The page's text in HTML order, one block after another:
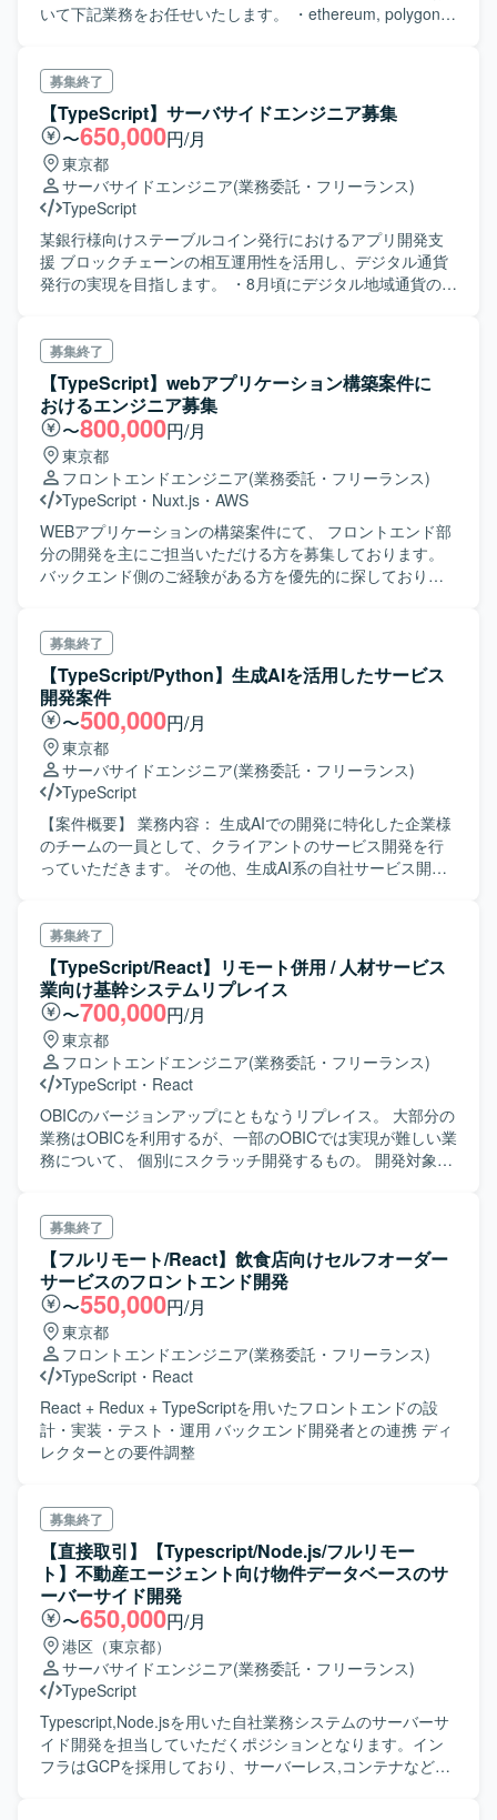
いて下記業務をお任せいたします。 ・ethereum, polygonの
＞ ・PC:Mac ・API: Node.js / Typescript / express / Jest ・
DB: mongo / AWS Document DB/ Redis ・Web3: Solidity /
Foundry / ethers.js / EVM / Oracle ・Library: lodash /
mongoose ・Local: Docker ・Cloud Service: AWS
募集終了
【TypeScript】サーバサイドエンジニア募集
〜650,000円/月
東京都
サーバサイドエンジニア(業務委託・フリーランス)
TypeScript
某銀行様向けステーブルコイン発行におけるアプリ開発支
援 ブロックチェーンの相互運用性を活用し、デジタル通貨
発行の実現を目指します。 ・8月頃にデジタル地域通貨のサ
は独自プラットフォーム、AWS、PCはMacとなります。 現
状はウォーターフォール型に寄せてはいますがアジャイル
も一部あり、 ハイブリッドの開発手法となります。（スク
ラム） 上位の体制として18名規模になります。 本件の募集
は一人称での作業が出来る方が前提となります。
募集終了
【TypeScript】webアプリケーション構築案件に
おけるエンジニア募集
〜800,000円/月
東京都
フロントエンドエンジニア(業務委託・フリーランス)
TypeScript ・ Nuxt.js ・ AWS
WEBアプリケーションの構築案件にて、 フロントエンド部
分の開発を主にご担当いただける方を募集しております。
バックエンド側のご経験がある方を優先的に探しておりま
募集終了
【TypeScript/Python】生成AIを活用したサービス
開発案件
〜500,000円/月
東京都
サーバサイドエンジニア(業務委託・フリーランス)
TypeScript
【案件概要】 業務内容： 生成AIでの開発に特化した企業様
のチームの一員として、クライアントのサービス開発を行
っていただきます。 その他、生成AI系の自社サービス開発
姿勢がある方がマッチします。 ■開発環境 クライアント -
Typescript - svelte,sveltekit - prisma サーバー - python -
fastapi, litestar - langchain,llamaindex その他インフラ -
azure - terraform - github action - firebase - gcp
募集終了
【TypeScript/React】リモート併用 / 人材サービス
業向け基幹システムリプレイス
〜700,000円/月
東京都
フロントエンドエンジニア(業務委託・フリーランス)
TypeScript ・ React
OBICのバージョンアップにともなうリプレイス。 大部分の
業務はOBICを利用するが、一部のOBICでは実現が難しい業
務について、 個別にスクラッチ開発するもの。 開発対象は
ト。リリースは2025/10を予定。 4月～6月末まで要件定義
を予定。 まずは要件定義フェーズ担当としてご参画頂き、
その後は設計フェーズ以降もご対応頂ければと考えており
ます。 設計以降でチームリーダーをになって頂ける方を募
集します。
募集終了
【フルリモート/React】飲食店向けセルフオーダー
サービスのフロントエンド開発
〜550,000円/月
東京都
フロントエンドエンジニア(業務委託・フリーランス)
TypeScript ・ React
React + Redux + TypeScriptを用いたフロントエンドの設
計・実装・テスト・運用 バックエンド開発者との連携 ディ
レクターとの要件調整
募集終了
【直接取引】【Typescript/Node.js/フルリモー
ト】不動産エージェント向け物件データベースのサ
ーバーサイド開発
〜650,000円/月
港区（東京都）
サーバサイドエンジニア(業務委託・フリーランス)
TypeScript
Typescript,Node.jsを用いた自社業務システムのサーバーサ
イド開発を担当していただくポジションとなります。イン
フラはGCPを採用しており、サーバーレス,コンテナなどモ